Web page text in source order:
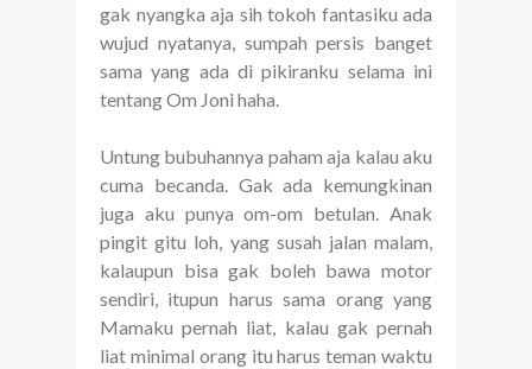
gak nyangka aja sih tokoh fantasiku ada
wujud nyatanya, sumpah persis banget
sama yang ada di pikiranku selama ini
tentang Om Joni haha.
Untung bubuhannya paham aja kalau aku
cuma becanda. Gak ada kemungkinan
juga aku punya om-om betulan. Anak
pingit gitu loh, yang susah jalan malam,
kalaupun bisa gak boleh bawa motor
sendiri, itupun harus sama orang yang
Mamaku pernah liat, kalau gak pernah
liat minimal orang itu harus teman waktu